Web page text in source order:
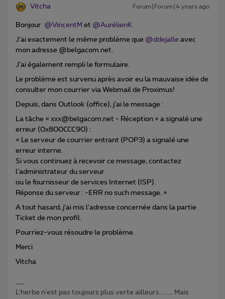
Vitcha Forum|Forum|4 years ago
Bonjour @VincentM et @AurélienK
J’ai exactement le même problème que @ddejalle avec
mon adresse @belgacom.net.
J’ai également rempli le formulaire.
Le problème est survenu après avoir eu la mauvaise idée de
consulter mon courrier via Webmail de Proximus!
Depuis, dans Outlook (office), j’ai le message :
La tâche « xxx@belgacom.net - Réception » a signalé une
erreur (0x800CCC90) :
« Le serveur de courrier entrant (POP3) a signalé une
erreur interne.
Si vous continuez à recevoir ce message, contactez
l'administrateur du serveur
ou le fournisseur de services Internet (ISP).
Réponse du serveur : -ERR no such message. »
A tout hasard, j’ai mis l’adresse concernée dans la partie
Ticket de mon profil.
Pourriez-vous résoudre le problème.
Merci
Vitcha
L'herbe n'est pas toujours plus verte ailleurs…. …. Mais